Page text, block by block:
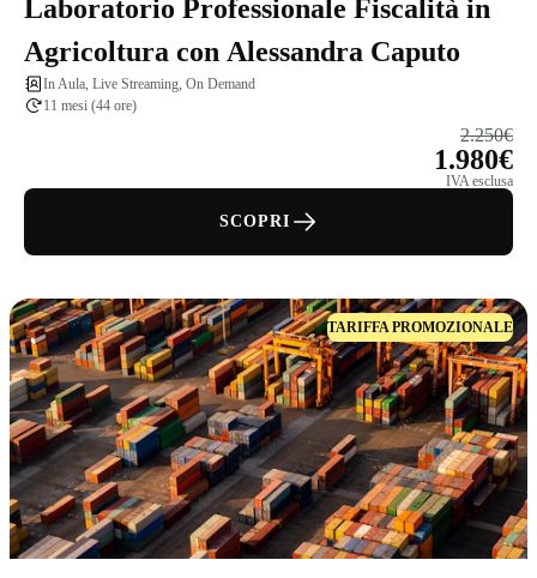
Laboratorio Professionale Fiscalità in
Agricoltura con Alessandra Caputo
In Aula, Live Streaming, On Demand
11 mesi (44 ore)
2.250€
1.980€
IVA esclusa
SCOPRI
TARIFFA PROMOZIONALE